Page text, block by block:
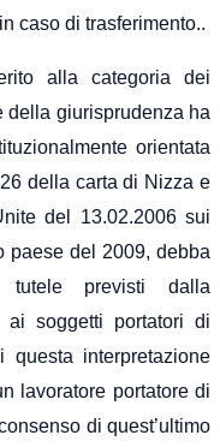
caso di trasferimento..
alla categoria dei
della giurisprudenza ha
orientata
della carta di Nizza e
del 13.02.2006 sui
paese del 2009, debba
tutele previsti dalla
ai soggetti portatori di
interpretazione
lavoratore portatore di
di quest’ultimo